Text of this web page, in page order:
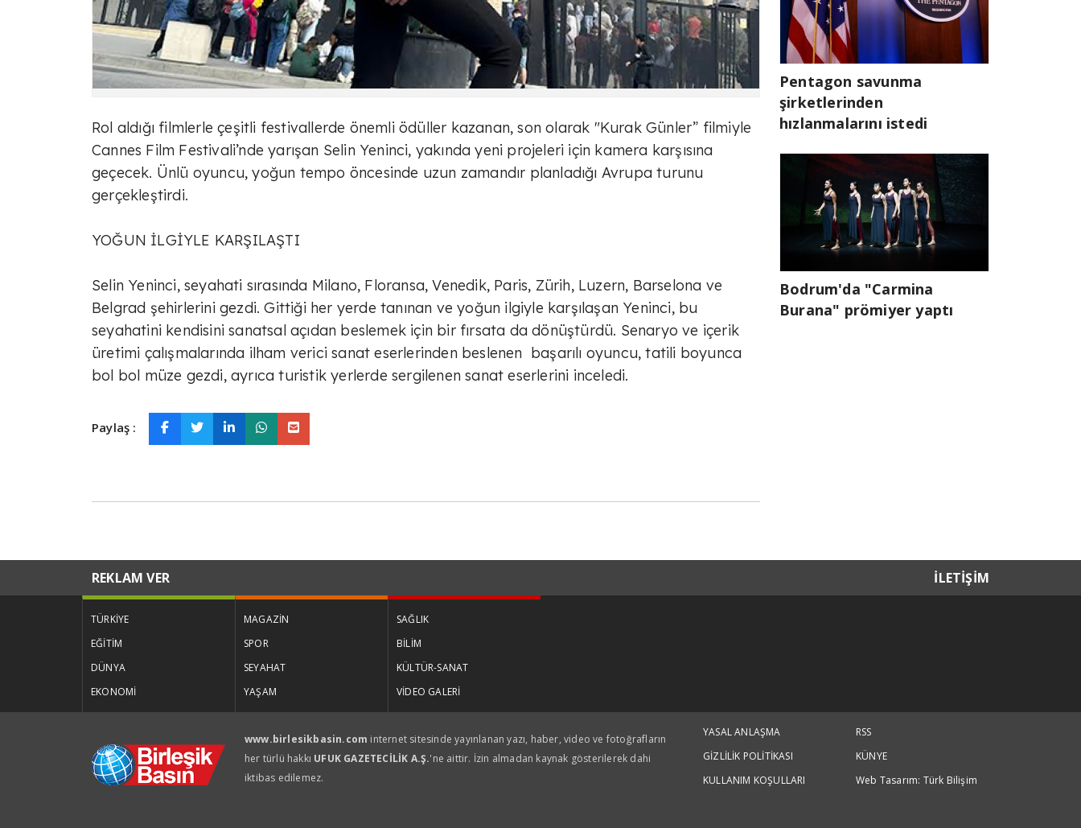
Rol aldığı filmlerle çeşitli festivallerde önemli ödüller kazanan, son olarak "Kurak Günler” filmiyle
Cannes Film Festivali’nde yarışan Selin Yeninci, yakında yeni projeleri için kamera karşısına
geçecek. Ünlü oyuncu, yoğun tempo öncesinde uzun zamandır planladığı Avrupa turunu
gerçekleştirdi.
YOĞUN İLGİYLE KARŞILAŞTI
Selin Yeninci, seyahati sırasında Milano, Floransa, Venedik, Paris, Zürih, Luzern, Barselona ve
Belgrad şehirlerini gezdi. Gittiği her yerde tanınan ve yoğun ilgiyle karşılaşan Yeninci, bu
seyahatini kendisini sanatsal açıdan beslemek için bir fırsata da dönüştürdü. Senaryo ve içerik
üretimi çalışmalarında ilham verici sanat eserlerinden beslenen başarılı oyuncu, tatili boyunca
bol bol müze gezdi, ayrıca turistik yerlerde sergilenen sanat eserlerini inceledi.
Paylaş :
Pentagon savunma
şirketlerinden
hızlanmalarını istedi
Bodrum'da "Carmina
Burana" prömiyer yaptı
REKLAM VER İLETİŞİM
TÜRKİYE
EĞİTİM
DÜNYA
EKONOMİ
MAGAZİN
SPOR
SEYAHAT
YAŞAM
SAĞLIK
BİLİM
KÜLTÜR-SANAT
VİDEO GALERİ
www.birlesikbasin.com internet sitesinde yayınlanan yazı, haber, video ve fotoğrafların
her türlü hakkı UFUK GAZETECİLİK A.Ş.'ne aittir. İzin almadan kaynak gösterilerek dahi
iktibas edilemez.
YASAL ANLAŞMA
GİZLİLİK POLİTİKASI
KULLANIM KOŞULLARI
RSS
KÜNYE
Web Tasarım: Türk Bilişim